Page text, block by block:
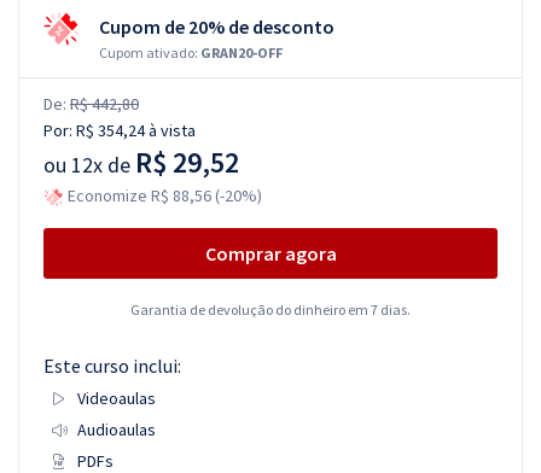
Cupom de 20% de desconto
Cupom ativado: GRAN20-OFF
De: R$ 442,80
Por: R$ 354,24à vista
ou 12x de R$ 29,52
Economize R$ 88,56 (-20%)
Comprar agora
Garantia de devolução do dinheiro em 7 dias.
Este curso inclui:
Videoaulas
Audioaulas
PDFs